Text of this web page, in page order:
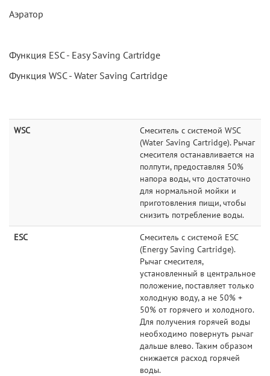
Аэратор
Функция ESC - Easy Saving Cartridge
Функция WSC - Water Saving Cartridge
WSC
Смеситель с системой WSC
(Water Saving Cartridge). Рычаг
смесителя останавливается на
полпути, предоставляя 50%
напора воды, что достаточно
для нормальной мойки и
приготовления пищи, чтобы
снизить потребление воды.
ESC
Смеситель с системой ESC
(Energy Saving Cartridge).
Рычаг смесителя,
установленный в центральное
положение, поставляет только
холодную воду, а не 50% +
50% от горячего и холодного.
Для получения горячей воды
необходимо повернуть рычаг
дальше влево. Таким образом
снижается расход горячей
воды.